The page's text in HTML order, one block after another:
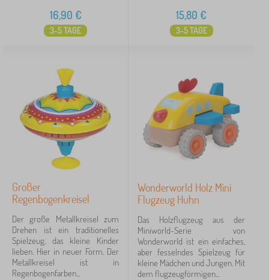
16,90 €
3-5 TAGE
15,80 €
3-5 TAGE
Großer
Regenbogenkreisel
Der große Metallkreisel zum
Drehen ist ein traditionelles
Spielzeug, das kleine Kinder
lieben. Hier in neuer Form. Der
Metallkreisel ist in
Regenbogenfarben...
Wonderworld Holz Mini
Flugzeug Huhn
Das Holzflugzeug aus der
Miniworld-Serie von
Wonderworld ist ein einfaches,
aber fesselndes Spielzeug für
kleine Mädchen und Jungen. Mit
dem flugzeugförmigen...